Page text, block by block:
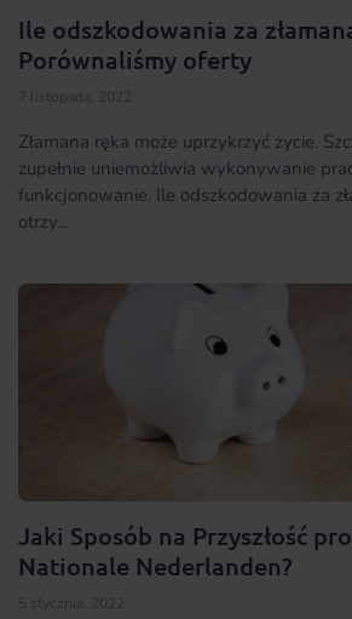
Ile odszkodowania za
Porównaliśmy oferty
7 listopada, 2022
Złamana ręka może uprzykrzyć życie.
zupełnie uniemożliwia wykonywanie
funkcjonowanie. Ile odszkodowania za
otrzy...
Jaki Sposób na Przyszłość
Nationale Nederlanden?
5 stycznia, 2022